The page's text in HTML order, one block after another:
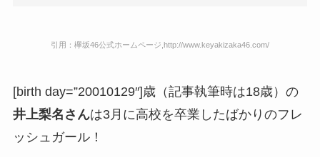
引用：欅坂46公式ホームページ,http://www.keyakizaka46.com/
[birth day=”20010129″]歳（記事執筆時は18歳）の
井上梨名さんは3月に高校を卒業したばかりのフレ
ッシュガール！